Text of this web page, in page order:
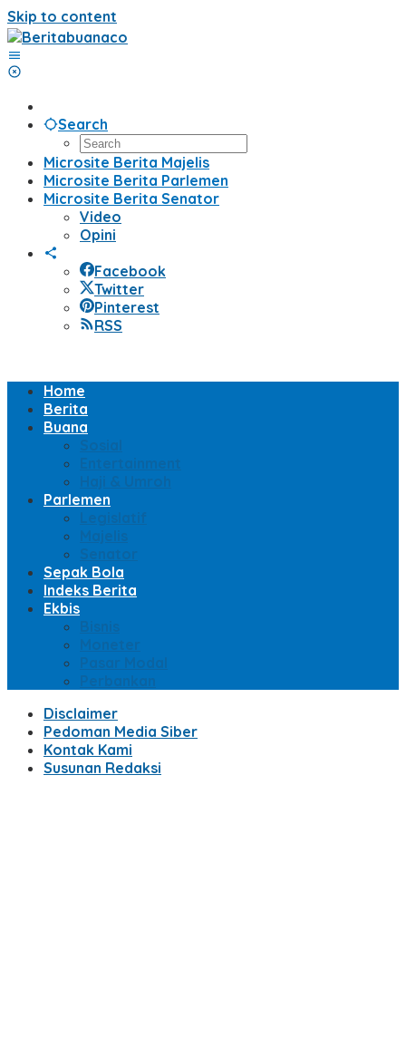
Skip to content
Search
Microsite Berita Majelis
Microsite Berita Parlemen
Microsite Berita Senator
Video
Opini
Facebook
Twitter
Pinterest
RSS
Home
Berita
Buana
Sosial
Entertainment
Haji & Umroh
Parlemen
Legislatif
Majelis
Senator
Sepak Bola
Indeks Berita
Ekbis
Bisnis
Moneter
Pasar Modal
Perbankan
Disclaimer
Pedoman Media Siber
Kontak Kami
Susunan Redaksi